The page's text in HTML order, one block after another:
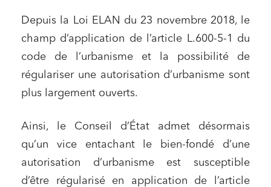
Depuis la Loi ELAN du 23 novembre 2018, le
champ d’application de l’article L.600-5-1 du
code de l’urbanisme et la possibilité de
régulariser une autorisation d’urbanisme sont
plus largement ouverts.
Ainsi, le Conseil d’État admet désormais
qu’un vice entachant le bien-fondé d’une
autorisation d’urbanisme est susceptible
d’être régularisé en application de l’article